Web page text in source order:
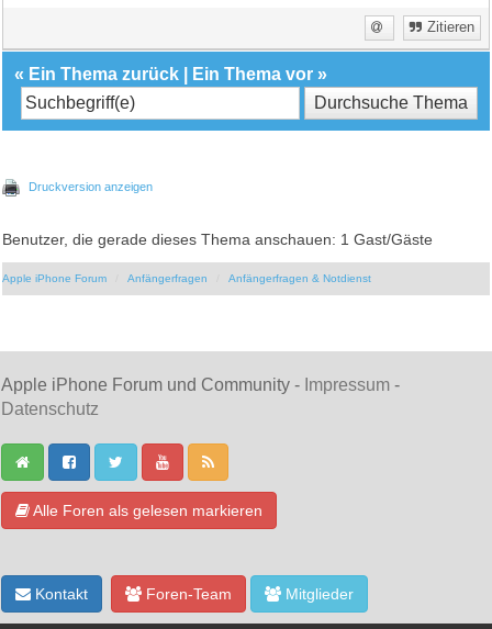
Zitieren
« Ein Thema zurück Ein Thema vor »
Druckversion anzeigen
Benutzer, die gerade dieses Thema anschauen: 1 Gast/Gäste
Apple iPhone Forum Anfängerfragen Anfängerfragen & Notdienst
Apple iPhone Forum und Community - Impressum -
Datenschutz
Alle Foren als gelesen markieren
Kontakt Foren-Team Mitglieder